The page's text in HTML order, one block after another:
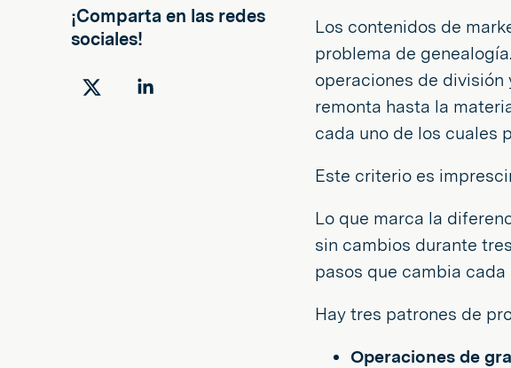
¡Comparta en las redes
sociales!
CompartirCompartir
Los contenidos de
problema de
operaciones de división
remonta hasta la
cada uno de los cuales
Este criterio es
Lo que marca la
sin cambios durante
pasos que cambia cada
Hay tres patrones de
Operaciones de